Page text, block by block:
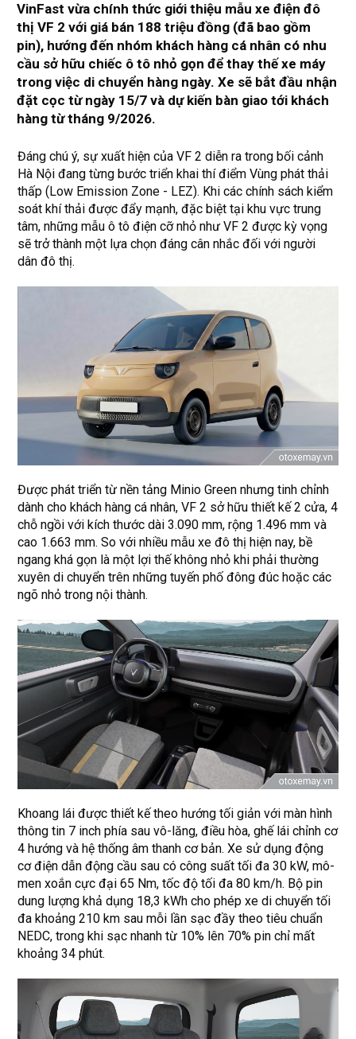
VinFast vừa chính thức giới thiệu mẫu xe điện đô
thị VF 2 với giá bán 188 triệu đồng (đã bao gồm
pin), hướng đến nhóm khách hàng cá nhân có nhu
cầu sở hữu chiếc ô tô nhỏ gọn để thay thế xe máy
trong việc di chuyển hàng ngày. Xe sẽ bắt đầu nhận
đặt cọc từ ngày 15/7 và dự kiến bàn giao tới khách
hàng từ tháng 9/2026.
Đáng chú ý, sự xuất hiện của VF 2 diễn ra trong bối cảnh
Hà Nội đang từng bước triển khai thí điểm Vùng phát thải
thấp (Low Emission Zone - LEZ). Khi các chính sách kiểm
soát khí thải được đẩy mạnh, đặc biệt tại khu vực trung
tâm, những mẫu ô tô điện cỡ nhỏ như VF 2 được kỳ vọng
sẽ trở thành một lựa chọn đáng cân nhắc đối với người
dân đô thị.
Được phát triển từ nền tảng Minio Green nhưng tinh chỉnh
dành cho khách hàng cá nhân, VF 2 sở hữu thiết kế 2 cửa, 4
chỗ ngồi với kích thước dài 3.090 mm, rộng 1.496 mm và
cao 1.663 mm. So với nhiều mẫu xe đô thị hiện nay, bề
ngang khá gọn là một lợi thế không nhỏ khi phải thường
xuyên di chuyển trên những tuyến phố đông đúc hoặc các
ngõ nhỏ trong nội thành.
Khoang lái được thiết kế theo hướng tối giản với màn hình
thông tin 7 inch phía sau vô-lăng, điều hòa, ghế lái chỉnh cơ
4 hướng và hệ thống âm thanh cơ bản. Xe sử dụng động
cơ điện dẫn động cầu sau có công suất tối đa 30 kW, mô-
men xoắn cực đại 65 Nm, tốc độ tối đa 80 km/h. Bộ pin
dung lượng khả dụng 18,3 kWh cho phép xe di chuyển tối
đa khoảng 210 km sau mỗi lần sạc đầy theo tiêu chuẩn
NEDC, trong khi sạc nhanh từ 10% lên 70% pin chỉ mất
khoảng 34 phút.